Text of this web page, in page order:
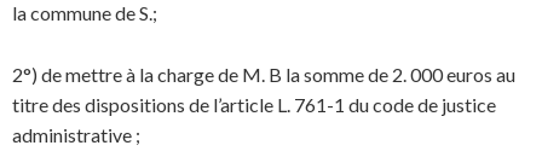
la commune de S.;
2°) de mettre à la charge de M. B la somme de 2. 000 euros au
titre des dispositions de l’article L. 761-1 du code de justice
administrative ;